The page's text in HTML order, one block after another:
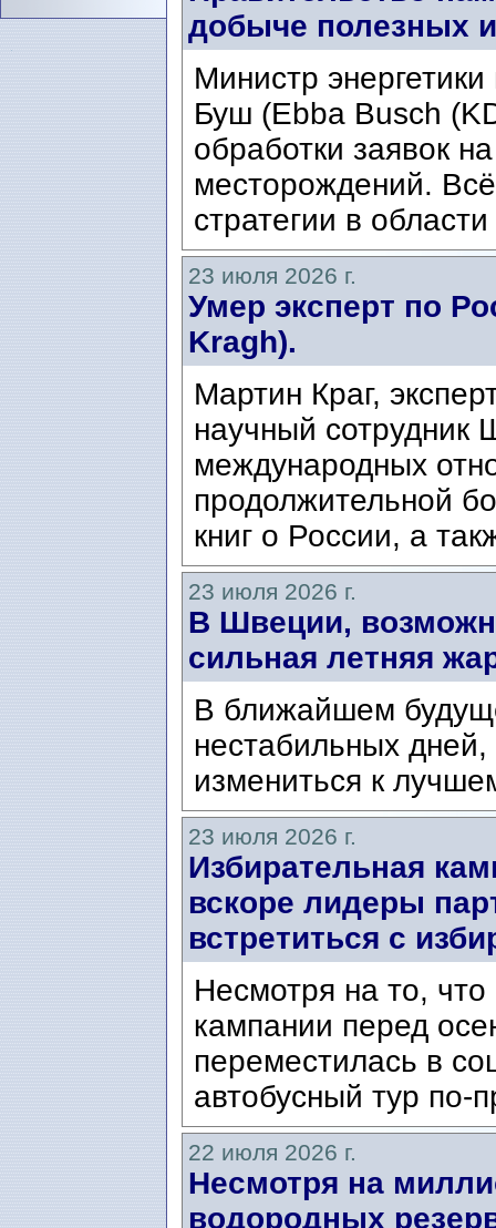
добыче полезных
Министр
Буш (Ebba Busch
обработки заявок
месторождений.
стратегии в
23 июля 2026 г.
Умер эксперт по
Kragh).
Мартин Краг,
научный сотрудник
международных
продолжительной
книг о России, а
23 июля 2026 г.
В Швеции,
сильная летняя
В ближайшем
нестабильных
измениться к
23 июля 2026 г.
Избирательная
вскоре лидеры
встретиться с
Несмотря на то,
кампании перед
переместилась в
автобусный тур по-
22 июля 2026 г.
Несмотря на
водородных